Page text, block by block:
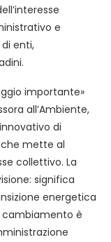
e
enti,
importante»
all’Ambiente,
di
che mette al
collettivo. La
significa
energetica
cambiamento è